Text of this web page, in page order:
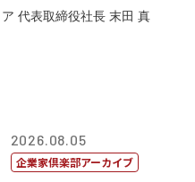
2026.08.05
企業家倶楽部アーカイブ